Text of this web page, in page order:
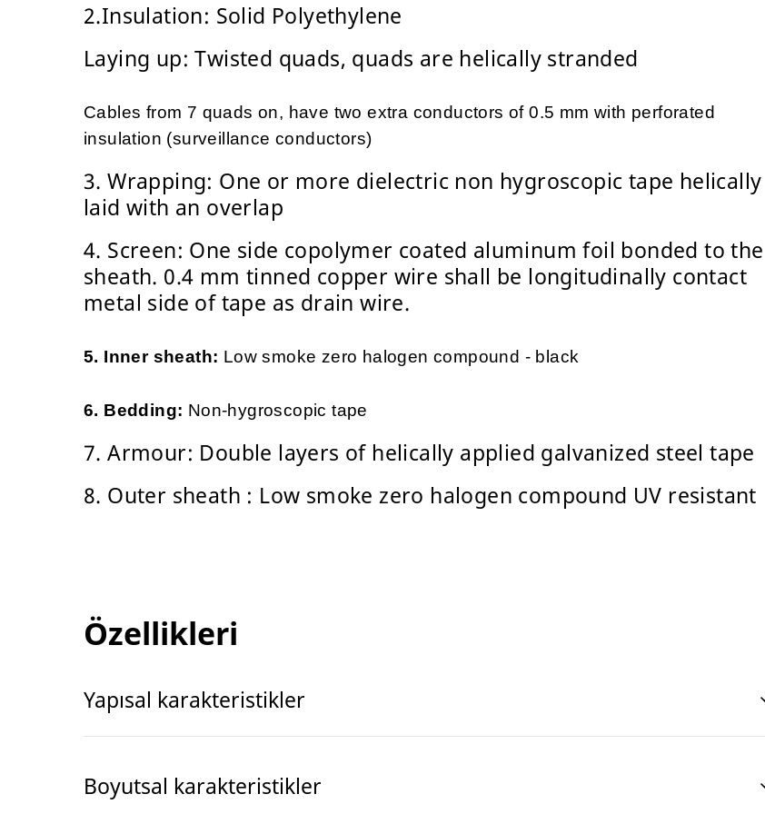
2.Insulation: Solid Polyethylene
Laying up: Twisted quads, quads are helically stranded
Cables from 7 quads on, have two extra conductors of 0.5 mm with perforated
insulation (surveillance conductors)
3. Wrapping: One or more dielectric non hygroscopic tape helically
laid with an overlap
4. Screen: One side copolymer coated aluminum foil bonded to the
sheath. 0.4 mm tinned copper wire shall be longitudinally contact
metal side of tape as drain wire.
5. Inner sheath: Low smoke zero halogen compound - black
6. Bedding: Non-hygroscopic tape
7. Armour: Double layers of helically applied galvanized steel tape
8. Outer sheath : Low smoke zero halogen compound UV resistant
Özellikleri
Yapısal karakteristikler
Boyutsal karakteristikler